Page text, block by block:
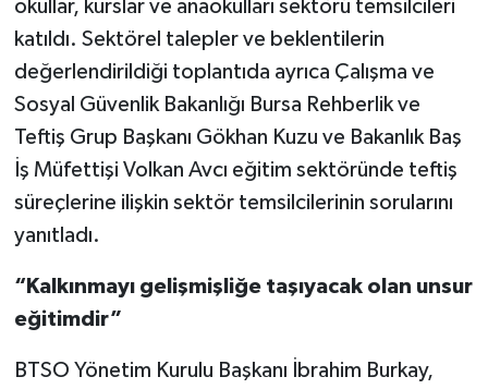
okullar, kurslar ve anaokulları sektörü temsilcileri
katıldı. Sektörel talepler ve beklentilerin
değerlendirildiği toplantıda ayrıca Çalışma ve
Sosyal Güvenlik Bakanlığı Bursa Rehberlik ve
Teftiş Grup Başkanı Gökhan Kuzu ve Bakanlık Baş
İş Müfettişi Volkan Avcı eğitim sektöründe teftiş
süreçlerine ilişkin sektör temsilcilerinin sorularını
yanıtladı.
“Kalkınmayı gelişmişliğe taşıyacak olan unsur
eğitimdir”
BTSO Yönetim Kurulu Başkanı İbrahim Burkay,